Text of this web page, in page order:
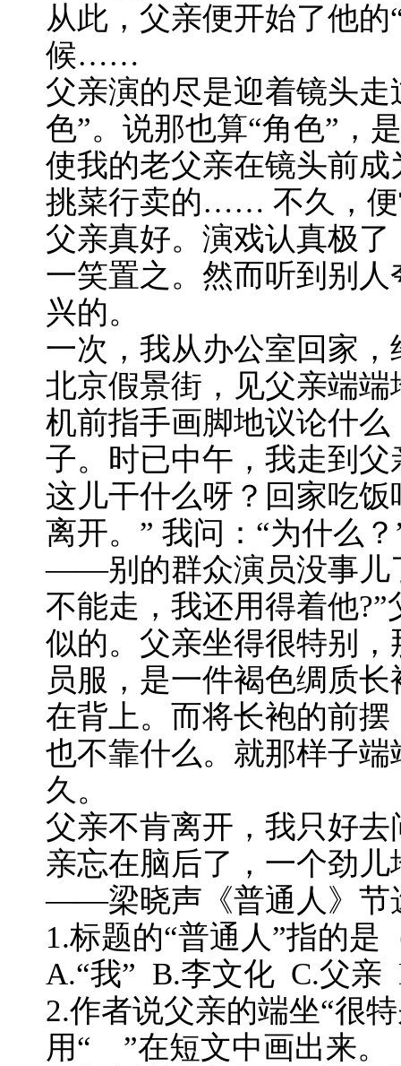
从此，父亲便开始了他
候……
父亲演的尽是迎着镜头
色”。说那也算“角色”，
使我的老父亲在镜头前
挑菜行卖的…… 不久，便
父亲真好。演戏认真极了
一笑置之。然而听到别
兴的。
一次，我从办公室回家
北京假景街，见父亲端
机前指手画脚地议论什
子。时已中午，我走到
这儿干什么呀？回家吃
离开。” 我问：“为什么
——别的群众演员没事儿
不能走，我还用得着他
似的。父亲坐得很特别
员服，是一件褐色绸质
在背上。而将长袍的前
也不靠什么。就那样子
久。
父亲不肯离开，我只好
亲忘在脑后了，一个劲
——梁晓声《普通人》节
1.标题的“普通人”指的
A.“我” B.李文化 C.父亲
2.作者说父亲的端坐“很
用“ ”在短文中